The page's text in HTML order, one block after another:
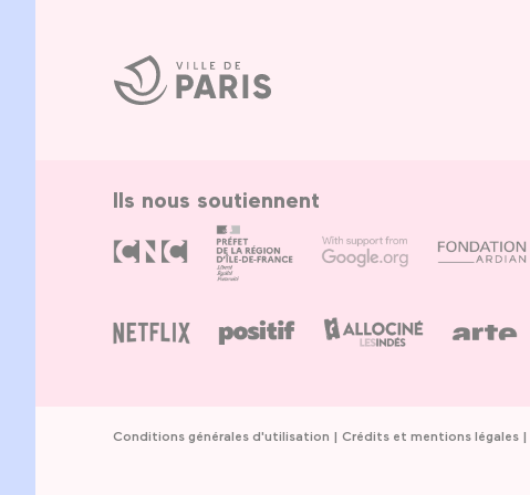
Ville
de
Paris
Ils nous soutiennent
Conditions générales d'utilisation Crédits et mentions légales